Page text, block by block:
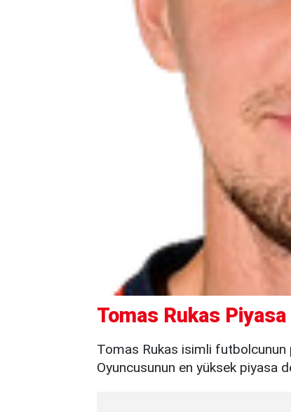
Tomas Rukas
Tomas Rukas isimli
Oyuncusunun en yüksek piyasa